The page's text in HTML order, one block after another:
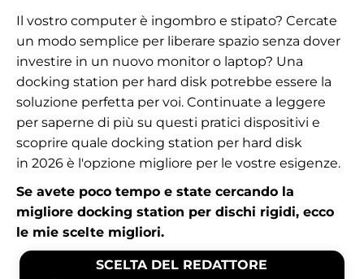
Il vostro computer è ingombro e stipato? Cercate
un modo semplice per liberare spazio senza dover
investire in un nuovo monitor o laptop? Una
docking station per hard disk potrebbe essere la
soluzione perfetta per voi. Continuate a leggere
per saperne di più su questi pratici dispositivi e
scoprire quale docking station per hard disk
in 2026 è l'opzione migliore per le vostre esigenze.
Se avete poco tempo e state cercando la
migliore docking station per dischi rigidi, ecco
le mie scelte migliori.
SCELTA DEL REDATTORE